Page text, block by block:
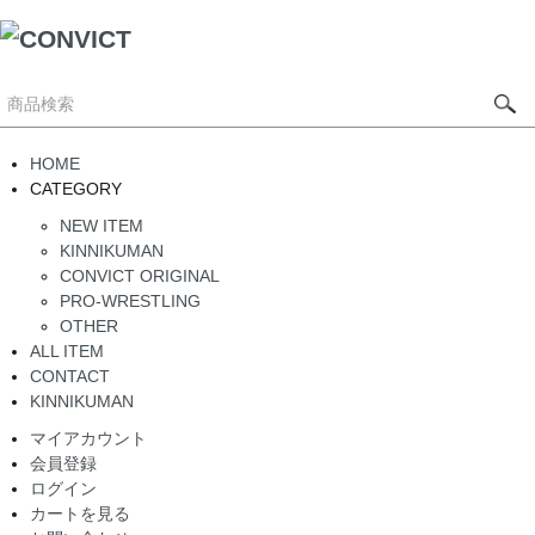
HOME
CATEGORY
NEW ITEM
KINNIKUMAN
CONVICT ORIGINAL
PRO-WRESTLING
OTHER
ALL ITEM
CONTACT
KINNIKUMAN
マイアカウント
会員登録
ログイン
カートを見る